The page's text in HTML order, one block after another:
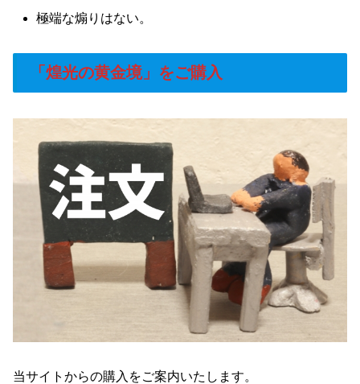
極端な煽りはない。
「煌光の黄金境」をご購入
当サイトからの購入をご案内いたします。